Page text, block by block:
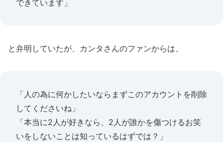
できています」
と弁明していたが、カンタさんのファンからは、
「人の為に何かしたいならまずこのアカウントを削除
してくださいね」
「本当に2人が好きなら、2人が誰かを傷つけるお笑
いをしないことは知っているはずでは？」